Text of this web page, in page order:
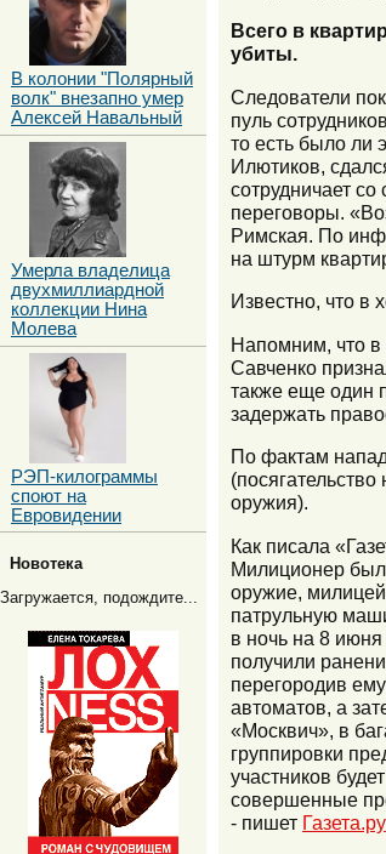
Всего в
убиты.
Следователи
пуль
то есть было ли
Илютиков,
сотрудничает
переговоры.
Римская. По
на штурм
Известно, что в
Напомним, что в
Савченко
также еще один
задержать
По фактам
оружия).
Как писала
Милиционер был
оружие,
патрульную
в ночь на 8
получили
перегородив
автоматов, а
«Москвич», в
группировки
участников
совершенные
- пишет Газета.ру
В колонии "Полярный
волк" внезапно умер
Алексей Навальный
Умерла владелица
двухмиллиардной
коллекции Нина
Молева
РЭП-килограммы
споют на
Евровидении
Новотека
Загружается, подождите...